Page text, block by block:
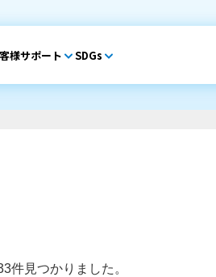
様サポート SDGs
件見つかりました。